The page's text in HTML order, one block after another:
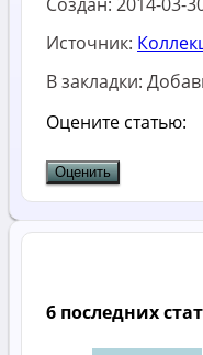
Источник:
В закладки:
Оцените статью:
6 последних